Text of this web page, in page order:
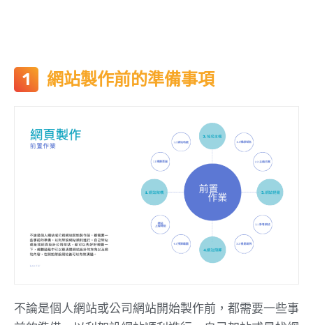
網站製作前的準備事項
不論是個人網站或公司網站開始製作前，都需要一些事